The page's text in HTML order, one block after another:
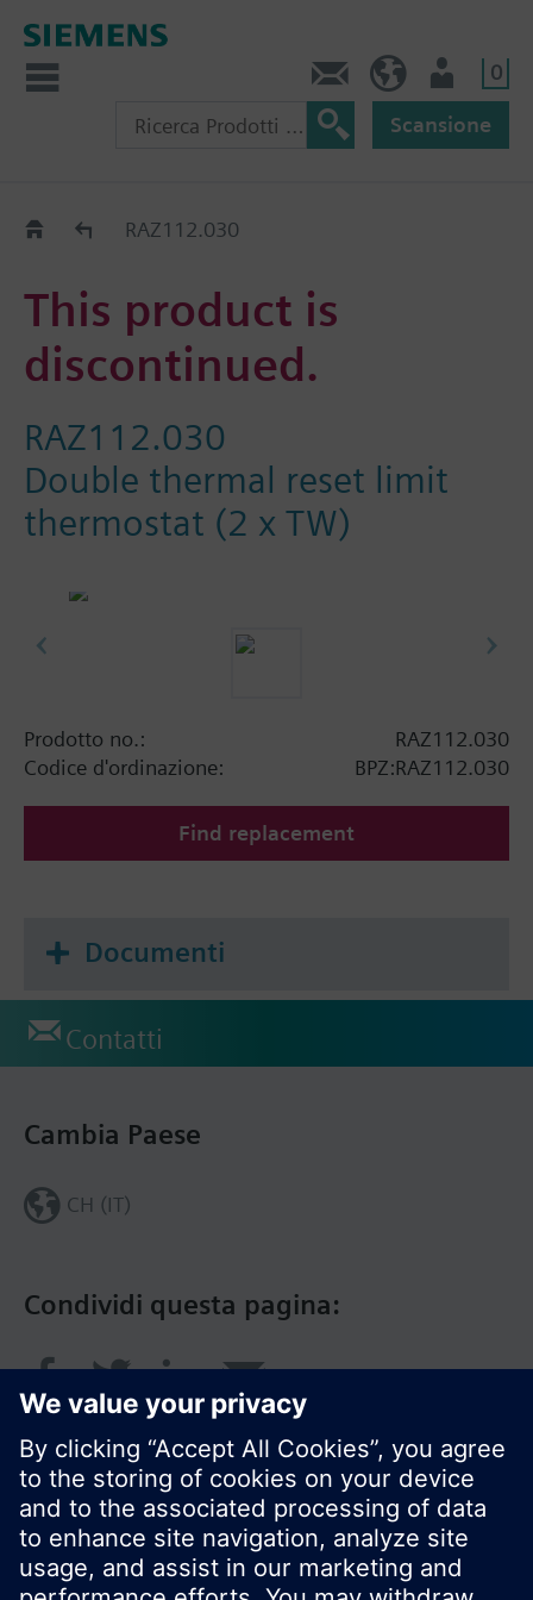
0
Scansione
Old2NewRAZ112.030
This product is
discontinued.
RAZ112.030
Double thermal reset limit
thermostat (2 x TW)
Prodotto no.:
RAZ112.030
Codice d'ordinazione:
BPZ:RAZ112.030
Find replacement
Documenti
Contatti
Condividi questa pagina:
Cambia Paese
CH (IT)